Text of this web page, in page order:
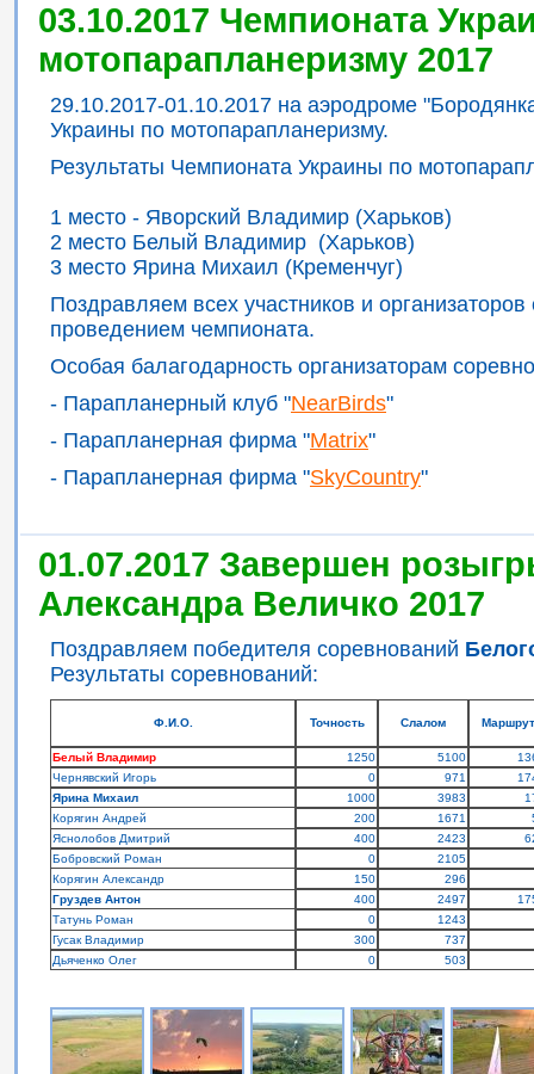
03.10.2017 Чемпионата
мотопарапланеризму 2017
29.10.2017-01.10.2017 на аэродроме
Украины по мотопарапланеризму.
Результаты Чемпионата Украины по
1 место - Яворский Владимир (Харьков)
2 место Белый Владимир (Харьков)
3 место Ярина Михаил (Кременчуг)
Поздравляем всех участников и
проведением чемпионата.
Особая балагодарность организаторам
- Парапланерный клуб "NearBirds"
- Парапланерная фирма "Matrix"
- Парапланерная фирма "SkyCountry"
01.07.2017 Завершен
Александра Величко 2017
Поздравляем победителя соревнований
Результаты соревнований:
Ф.И.О. Точность Слалом Маршрут
Белый Владимир 1250 5100
Чернявский Игорь
0 971
Ярина Михаил
1000 3983
Корягин Андрей
200 1671
Яснолобов Дмитрий
400 2423
Бобровский Роман
0
2105
Корягин Александр
150
296
Груздев Антон
400 2497
Татунь Роман
0
1243
Гусак Владимир
300
737
Дьяченко Олег
0 503